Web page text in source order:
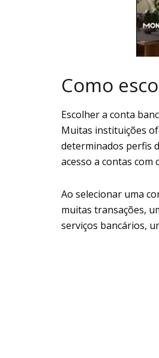
Como
Escolher a conta
Muitas instituições
determinados perfis
acesso a contas com
Ao selecionar uma
muitas transações,
serviços bancários,